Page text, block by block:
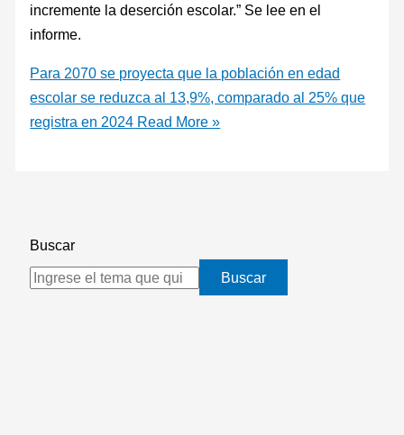
incremente la deserción escolar.” Se lee en el
informe.
Para 2070 se proyecta que la población en edad
escolar se reduzca al 13,9%, comparado al 25% que
registra en 2024 Read More »
Buscar
Buscar